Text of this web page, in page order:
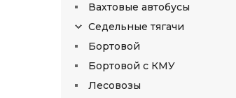
Вахтовые автобусы
Седельные тягачи
Бортовой
Бортовой с КМУ
Лесовозы